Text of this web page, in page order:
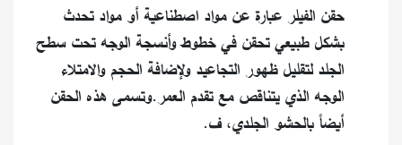
حقن الفيلر عبارة عن مواد اصطناعية أو مواد تحدث
بشكل طبيعي تحقن في خطوط وأنسجة الوجه تحت سطح
الجلد لتقليل ظهور التجاعيد ولإضافة الحجم والامتلاء
الوجه الذي يتناقص مع تقدم العمر.وتسمى هذه الحقن
أيضاً بالحشو الجلدي، ف.